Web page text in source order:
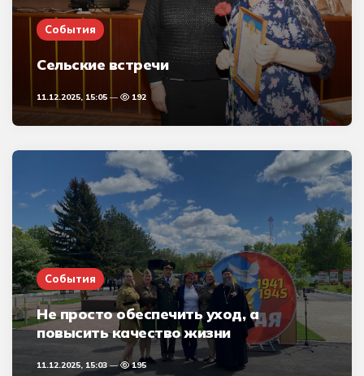
События
Сельские встречи
11.12.2025, 15:05 192
События
Не просто обеспечить уход, а
повысить качество жизни
11.12.2025, 15:03 195